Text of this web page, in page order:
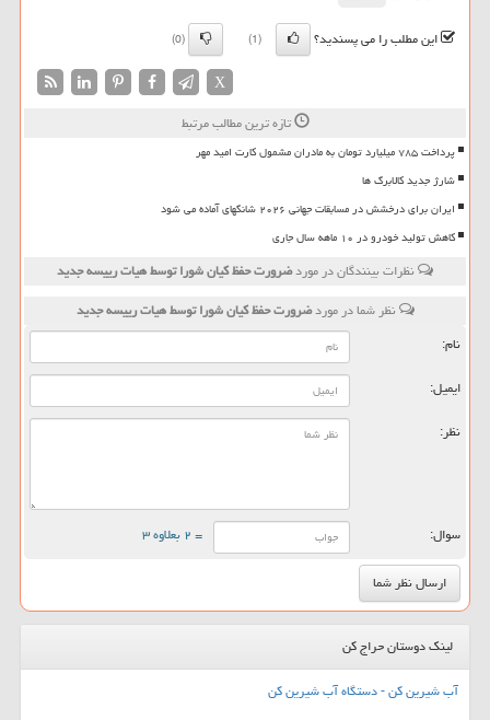
این مطلب را می پسندید؟
(1)
(0)
X
تازه ترین مطالب مرتبط
پرداخت ۷۸۵ میلیارد تومان به مادران مشمول کارت امید مهر
شارژ جدید کالابرگ ها
ایران برای درخشش در مسابقات جهانی ۲۰۲۶ شانگهای آماده می شود
کاهش تولید خودرو در ۱۰ ماهه سال جاری
نظرات بینندگان در موردضرورت حفظ كیان شورا توسط هیات رییسه جدید
نظر شما در موردضرورت حفظ كیان شورا توسط هیات رییسه جدید
نام:
ایمیل:
نظر:
سوال: = ۲ بعلاوه ۳
لینک دوستان حراج کن
آب شیرین کن - دستگاه آب شیرین کن